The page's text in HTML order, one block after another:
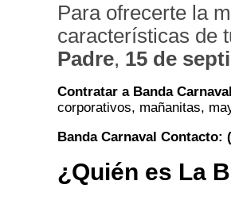
Para ofrecerte la
características de
Padre, 15 de
Contratar a Banda
corporativos, mañanitas,
Banda Carnaval Contacto:
¿ Quién es La